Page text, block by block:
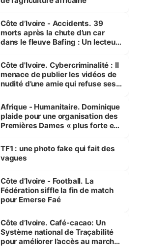
Côte d’Ivoire - Accidents. 39
morts après la chute d’un car
dans le fleuve Bafing : Un lecteur
des Transports
Côte d'Ivoire. Cybercriminalité : Il
menace de publier les vidéos de
nudité d’une amie qui refuse ses
Afrique - Humanitaire. Dominique
plaide pour une organisation des
Premières Dames « plus forte et
sur la scène internationale »
TF1 : une photo fake qui fait des
vagues
Côte d’Ivoire - Football. La
Fédération siffle la fin de match
pour Emerse Faé
Côte d’Ivoire. Café-cacao: Un
Système national de Traçabilité
pour améliorer l’accès au marché